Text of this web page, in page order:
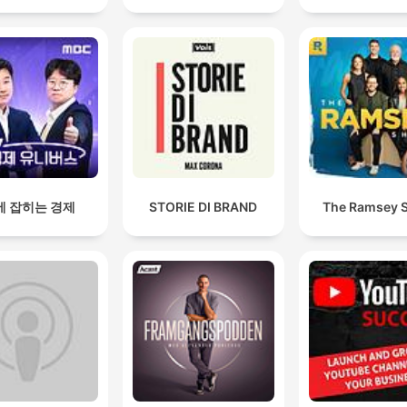
잡히는 경제 STORIE DI BRAND The Ramsey